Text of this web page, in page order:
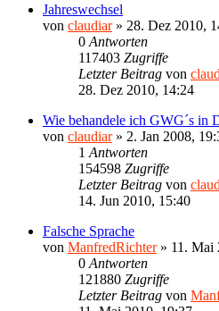
Jahreswechsel
von claudiar» 28. Dez 2010,
0 Antworten
117403 Zugriffe
Letzter Beitrag von
28. Dez 2010, 14:24
Wie behandele ich GWG´s in
von claudiar» 2. Jan 2008,
1 Antworten
154598 Zugriffe
Letzter Beitrag von
14. Jun 2010, 15:40
Falsche Sprache
von ManfredRichter» 11. Mai
0 Antworten
121880 Zugriffe
Letzter Beitrag von